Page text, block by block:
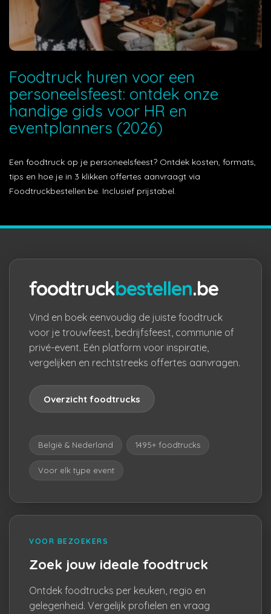
Foodtruck huren voor een
personeelsfeest: ontdek onze
handige gids voor HR en
eventplanners (2026)
Een foodtruck op je personeelsfeest? Ontdek kosten, formats,
tips en hoe je in 3 klikken offertes aanvraagt via
Foodtruckbestellen.be. Inclusief prijstabel.
foodtruckbestellen.be
Vind en boek eenvoudig de juiste foodtruck
voor je trouwfeest, bedrijfsfeest, communie of
privé-event. Eén platform voor inspiratie,
vergelijken en rechtstreeks offertes aanvragen.
Overzicht foodtrucks
België & Nederland 1495+ foodtrucks
Voor elk type event
VOOR BEZOEKERS
Zoek jouw ideale foodtruck
Ontdek foodtrucks per keuken, regio en
gelegenheid. Vergelijk profielen en vraag